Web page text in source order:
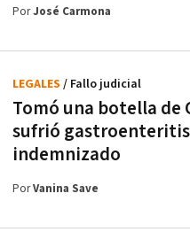
PorJosé Carmona
Tomó una botella de
sufrió gastroenteritis
indemnizado
LEGALES / Fallo judicial
PorVanina Save